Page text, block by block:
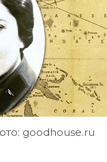
goodhouse.ru